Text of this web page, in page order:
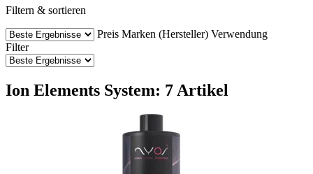
Filtern & sortieren
Preis Marken (Hersteller) Verwendung
Filter
Ion Elements System: 7 Artikel